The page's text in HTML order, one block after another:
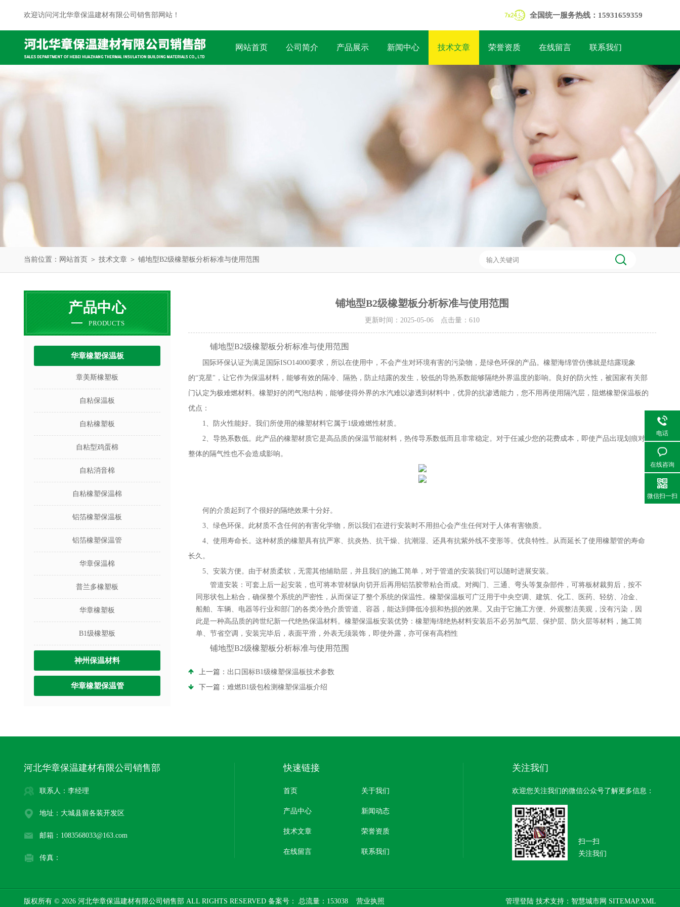
欢迎访问河北华章保温建材有限公司销售部网站！ 全国统一服务热线：15931659359
网站首页 公司简介 产品展示 新闻中心 技术文章 荣誉资质 在线留言 联系我们
当前位置： 网站首页 ＞ 技术文章 ＞ 铺地型B2级橡塑板分析标准与使用范围
产品中心
PRODUCTS
华章橡塑保温板
章美斯橡塑板
自粘保温板
自粘橡塑板
自粘型鸡蛋棉
自粘消音棉
自粘橡塑保温棉
铝箔橡塑保温板
铝箔橡塑保温管
华章保温棉
普兰多橡塑板
华章橡塑板
B1级橡塑板
神州保温材料
华章橡塑保温管
铺地型B2级橡塑板分析标准与使用范围
更新时间：2025-05-06 点击量： 610
铺地型B2级橡塑板分析标准与使用范围
国际环保认证为满足国际ISO14000要求，所以在使用中，不会产生对环境有害的污染物，是绿色环保的产品。橡塑海绵管仿佛就是结露现象
的“克星"，让它作为保温材料，能够有效的隔冷、隔热，防止结露的发生，较低的导热系数能够隔绝外界温度的影响。良好的防火性，被国家有关部
门认定为极难燃材料。 橡塑好的闭气泡结构，能够使得外界的水汽难以渗透到材料中，优异的抗渗透能力，您不用再使用隔汽层， 阻燃橡塑保温板的
优点：
1、防火性能好。我们所使用的橡塑材料它属于1级难燃性材质。
2、导热系数低。此产品的橡塑材质它是高品质的保温节能材料，热传导系数低而且非常稳定。对于任减少您的花费成本，即使产品出现划痕对
整体的隔气性也不会造成影响。
何的介质起到了个很好的隔绝效果十分好。
3、绿色环保。此材质不含任何的有害化学物，所以我们在进行安装时不用担心会产生任何对于人体有害物质。
4、使用寿命长。这种材质的橡塑具有抗严寒、抗炎热、抗干燥、抗潮湿、还具有抗紫外线不变形等。优良特性。从而延长了使用橡塑管的寿命
长久。
5、安装方便。由于材质柔软，无需其他辅助层，并且我们的施工简单，对于管道的安装我们可以随时进展安装。
管道安装：可套上后一起安装，也可将本管材纵向切开后再用铝箔胶带粘合而成。对阀门、三通、弯头等复杂部件，可将板材裁剪后，按不
同形状包上粘合，确保整个系统的严密性，从而保证了整个系统的保温性。橡塑保温板可广泛用于中央空调、建筑、化工、医药、轻纺、冶金、
船舶、车辆、电器等行业和部门的各类冷热介质管道、容器，能达到降低冷损和热损的效果。又由于它施工方便、外观整洁美观，没有污染，因
此是一种高品质的跨世纪新一代绝热保温材料。橡塑保温板安装优势：橡塑海绵绝热材料安装后不必另加气层、保护层、防火层等材料，施工简
单、节省空调，安装完毕后，表面平滑，外表无须装饰，即使外露，亦可保有高档性
铺地型B2级橡塑板分析标准与使用范围
上一篇： 出口国标B1级橡塑保温板技术参数
下一篇： 难燃B1级包检测橡塑保温板介绍
河北华章保温建材有限公司销售部
联系人：李经理
地址：大城县留各装开发区
邮箱：1083568033@163.com
传真：
快速链接
首页 关于我们
产品中心 新闻动态
技术文章 荣誉资质
在线留言 联系我们
关注我们
欢迎您关注我们的微信公众号了解更多信息：
扫一扫
关注我们
版权所有 © 2026 河北华章保温建材有限公司销售部 ALL RIGHTS RESERVED 备案号： 总流量：153038 营业执照 管理登陆 技术支持： 智慧城市网 SITEMAP.XML
电话
在线咨询
微信扫一扫